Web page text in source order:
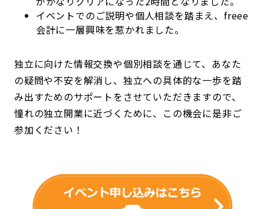
イベントでのご説明や個人相談を踏まえ、freee
会計に一層興味を惹かれました。
独立に向けた情報交換や個別相談を通じて、あなた
の疑問や不安を解消し、独立への具体的な一歩を踏
み出すためのサポートをさせていただきますので、
憧れの独立開業に近づくために、この機会に是非ご
参加ください！